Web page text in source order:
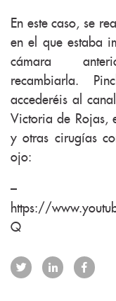
En este caso, se
en el que estaba
cámara
recambiarla.
accederéis al
Victoria de Rojas,
y otras cirugías
ojo:
–
https://
Q